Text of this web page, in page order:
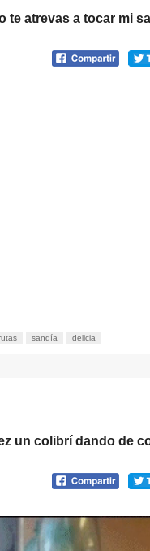
te atrevas a tocar mi
sandía delicia
un colibrí dando de